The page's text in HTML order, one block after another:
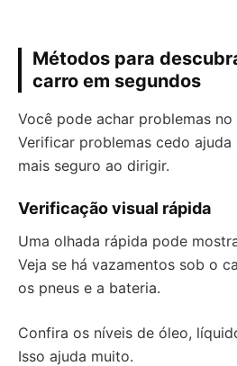
Métodos para
carro em segundos
Você pode achar problemas
Verificar problemas cedo
mais seguro ao dirigir.
Verificação visual rápida
Uma olhada rápida pode
Veja se há vazamentos sob o
os pneus e a bateria.
Confira os níveis de óleo,
Isso ajuda muito.